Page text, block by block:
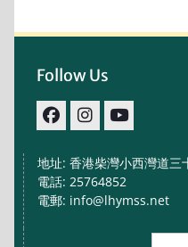
Follow Us
地址: 香港柴灣小西灣道三
電話: 25764852
電郵: info@lhymss.net